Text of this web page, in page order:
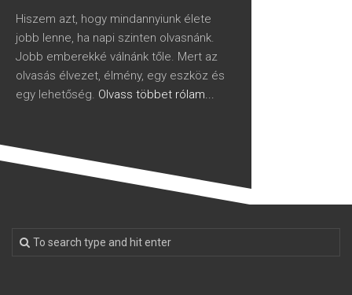
Hiszem azt, hogy mindannyiunk élete
jobb lenne, ha napi szinten olvasnánk.
Jobb emberekké válnánk tőle. Mert az
olvasás élvezet, élmény, egy eszköz és
egy lehetőség. Olvass többet rólam...